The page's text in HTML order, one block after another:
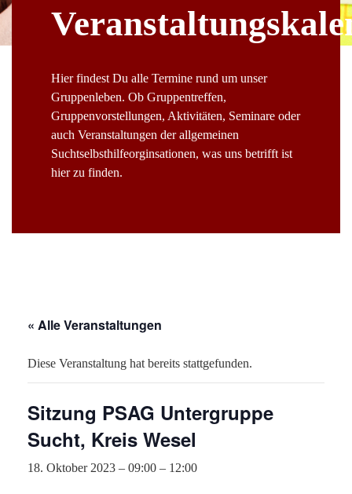
Hier findest Du alle Termine rund um unser
Gruppenleben. Ob Gruppentreffen,
Gruppenvorstellungen, Aktivitäten, Seminare oder
auch Veranstaltungen der allgemeinen
Suchtselbsthilfeorginsationen, was uns betrifft ist
hier zu finden.
« Alle Veranstaltungen
Diese Veranstaltung hat bereits stattgefunden.
Sitzung PSAG Untergruppe
Sucht, Kreis Wesel
18. Oktober 2023 – 09:00 – 12:00